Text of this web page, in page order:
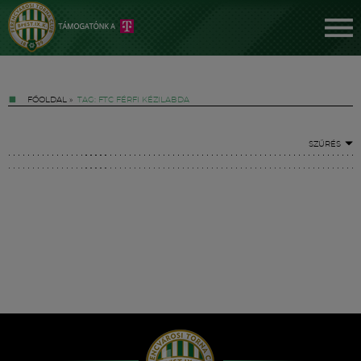
FŐOLDAL » TAG: FTC FÉRFI KÉZILABDA
SZŰRÉS
Hírek